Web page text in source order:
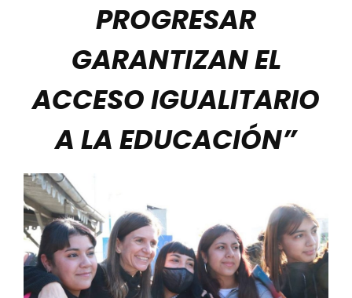
PROGRESAR
GARANTIZAN EL
ACCESO IGUALITARIO
A LA EDUCACIÓN”